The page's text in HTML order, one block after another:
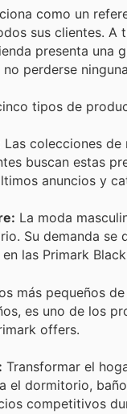
como un
sus clientes. A
presenta una
perderse
tipos de
Las colecciones
buscan estas
anuncios y
La moda
Su demanda
las Primark
más pequeños
es uno de los
offers.
Transformar el
el dormitorio,
competitivos